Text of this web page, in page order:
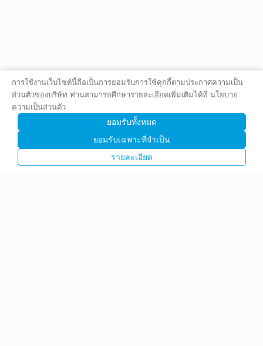
การใช้งานเว็บไซต์นี้ถือเป็นการยอมรับการใช้คุกกี้ตามประกาศความเป็น
ส่วนตัวของบริษัท ท่านสามารถศึกษารายละเอียดเพิ่มเติมได้ที่ นโยบาย
ความเป็นส่วนตัว
ยอมรับทั้งหมด
ยอมรับเฉพาะที่จำเป็น
รายละเอียด